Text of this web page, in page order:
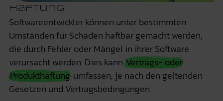
Haftung
Softwareentwickler können unter bestimmten
Umständen für Schäden haftbar gemacht werden,
die durch Fehler oder Mängel in ihrer Software
verursacht werden. Dies kannVertrags- oder
Produkthaftungumfassen, je nach den geltenden
Gesetzen und Vertragsbedingungen.